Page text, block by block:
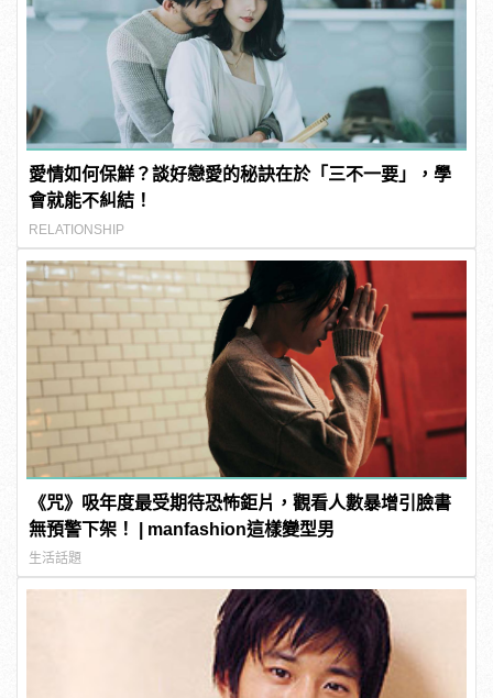
愛情如何保鮮？談好戀愛的秘訣在於「三不一要」，學
會就能不糾結！
RELATIONSHIP
《咒》吸年度最受期待恐怖鉅片，觀看人數暴增引臉書
無預警下架！ | manfashion這樣變型男
生活話題